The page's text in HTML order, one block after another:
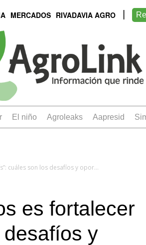
MERCADOS RIVADAVIA AGRO
el niño Agroleaks aapresid
“Fortalecer a los pueblos es fortalecer al país”: cuáles son los desafíos y oportunidades de las localidades rurales
es fortalecer
desafíos y